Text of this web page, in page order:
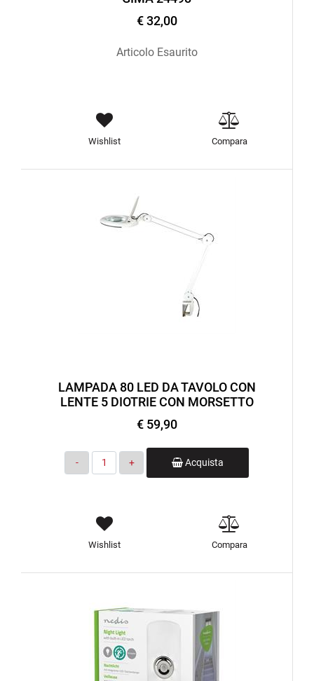
€ 32,00
Articolo Esaurito
Wishlist Compara
LAMPADA 80 LED DA TAVOLO CON
LENTE 5 DIOTRIE CON MORSETTO
€ 59,90
Quantità
Acquista
Wishlist Compara